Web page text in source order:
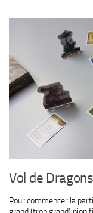
Vol de Dragons
Pour commencer la